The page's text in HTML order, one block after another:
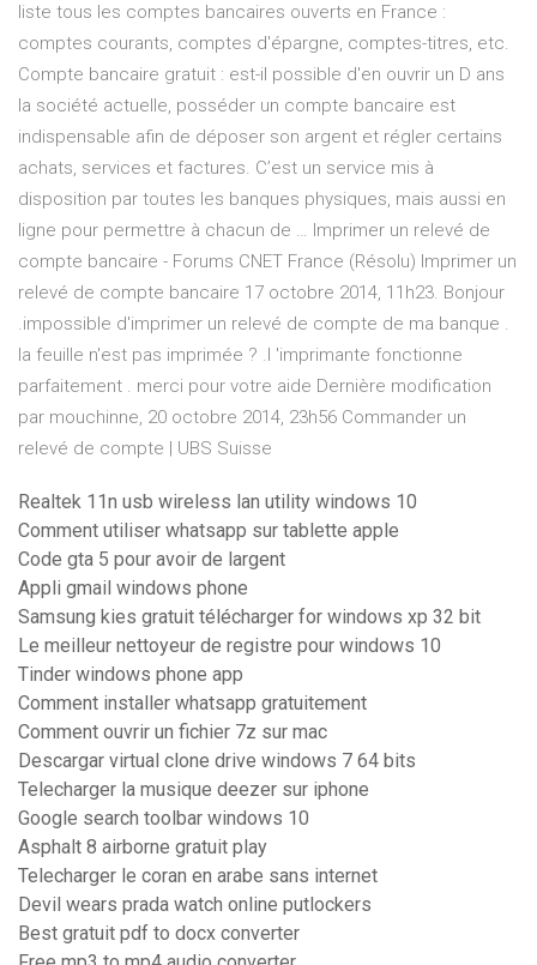
liste tous les comptes bancaires ouverts en France :
comptes courants, comptes d'épargne, comptes-titres, etc.
Compte bancaire gratuit : est-il possible d'en ouvrir un D ans
la société actuelle, posséder un compte bancaire est
indispensable afin de déposer son argent et régler certains
achats, services et factures. C’est un service mis à
disposition par toutes les banques physiques, mais aussi en
ligne pour permettre à chacun de … Imprimer un relevé de
compte bancaire - Forums CNET France (Résolu) Imprimer un
relevé de compte bancaire 17 octobre 2014, 11h23. Bonjour
.impossible d'imprimer un relevé de compte de ma banque .
la feuille n'est pas imprimée ? .l 'imprimante fonctionne
parfaitement . merci pour votre aide Dernière modification
par mouchinne, 20 octobre 2014, 23h56 Commander un
relevé de compte | UBS Suisse
Realtek 11n usb wireless lan utility windows 10
Comment utiliser whatsapp sur tablette apple
Code gta 5 pour avoir de largent
Appli gmail windows phone
Samsung kies gratuit télécharger for windows xp 32 bit
Le meilleur nettoyeur de registre pour windows 10
Tinder windows phone app
Comment installer whatsapp gratuitement
Comment ouvrir un fichier 7z sur mac
Descargar virtual clone drive windows 7 64 bits
Telecharger la musique deezer sur iphone
Google search toolbar windows 10
Asphalt 8 airborne gratuit play
Telecharger le coran en arabe sans internet
Devil wears prada watch online putlockers
Best gratuit pdf to docx converter